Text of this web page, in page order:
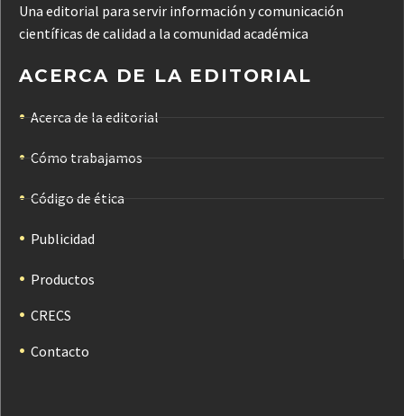
Una editorial para servir información y comunicación
científicas de calidad a la comunidad académica
ACERCA DE LA EDITORIAL
Acerca de la editorial
Cómo trabajamos
Código de ética
Publicidad
Productos
CRECS
Contacto